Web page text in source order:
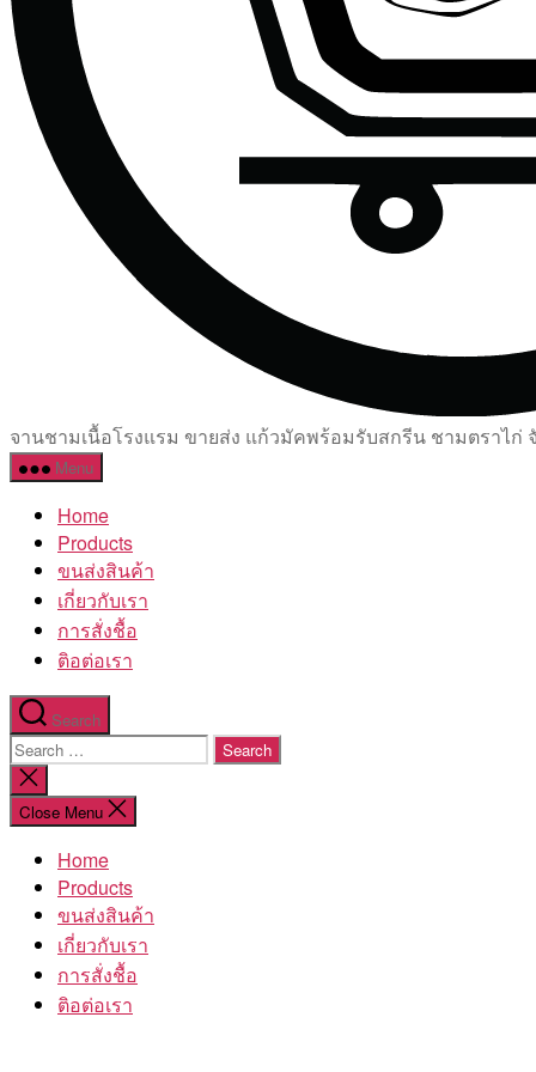
จานชามเนื้อโรงแรม ขายส่ง แก้วมัคพร้อมรับสกรีน ชามตราไก่
Menu
Home
Products
ขนส่งสินค้า
เกี่ยวกับเรา
การสั่งชื้อ
ติอต่อเรา
Search
Search
for:
Close
search
Close Menu
Home
Products
ขนส่งสินค้า
เกี่ยวกับเรา
การสั่งชื้อ
ติอต่อเรา